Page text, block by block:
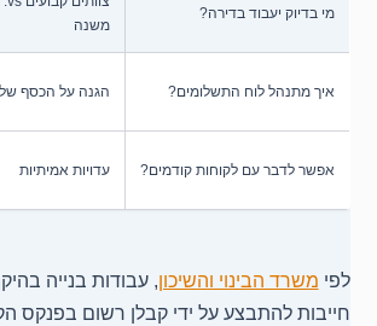
מי בדיוק יעבוד בדירה?
משנה
איך מתנהל לוח התשלומים? הגנה על הכסף
אפשר לדבר עם לקוחות קודמים? עדויות אמיתיות
לפי משרד הבינוי והשיכון, עבודות בנייה
חייבות להתבצע על ידי קבלן רשום בפנקס